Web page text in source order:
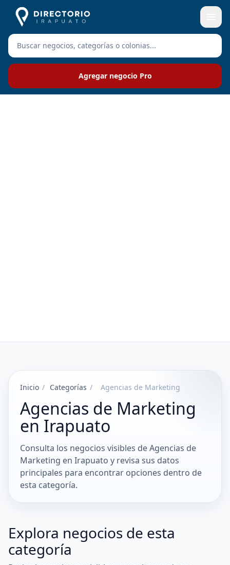
Agregar negocio Pro
Inicio / Categorías / Agencias de Marketing
Agencias de Marketing
en Irapuato
Consulta los negocios visibles de Agencias de
Marketing en Irapuato y revisa sus datos
principales para encontrar opciones dentro de
esta categoría.
Explora negocios de esta
categoría